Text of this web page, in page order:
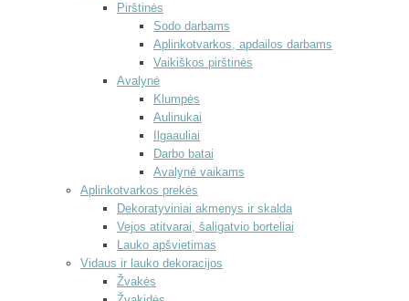
Pirštinės
Sodo darbams
Aplinkotvarkos, apdailos darbams
Vaikiškos pirštinės
Avalynė
Klumpės
Aulinukai
Ilgaauliai
Darbo batai
Avalynė vaikams
Aplinkotvarkos prekės
Dekoratyviniai akmenys ir skalda
Vejos atitvarai, šaligatvio borteliai
Lauko apšvietimas
Vidaus ir lauko dekoracijos
Žvakės